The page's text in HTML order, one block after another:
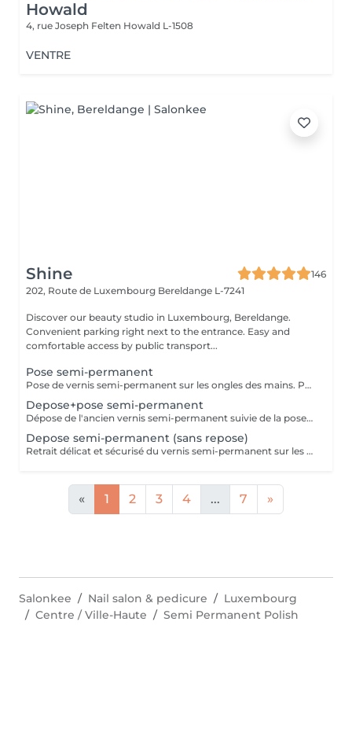
Howald
4, rue Joseph Felten Howald L-1508
VENTRE
Shine
146
202, Route de Luxembourg Bereldange L-7241
Discover our beauty studio in Luxembourg, Bereldange.
Convenient parking right next to the entrance. Easy and
comfortable access by public transport...
Pose semi-permanent
Pose de vernis semi-permanent sur les ongles des mains. Préparation délicate de l'ongle afin d'obtenir un résultat soigné et une meilleure tenue. Application du vernis semi-permanent et finition nette pour un rendu durable et brillant. La prestation est réalisée sans dépose : merci de venir sans vernis sur les ongles des mains. Cette prestation n'inclut pas de manucure complète.
Depose+pose semi-permanent
Dépose de l'ancien vernis semi-permanent suivie de la pose d'un nouveau vernis semi-permanent sur les ongles des mains. Préparation délicate de l'ongle afin d'assurer un résultat soigné et une tenue optimale. Finition nette pour un rendu durable et brillant. Cette prestation n'inclut pas de manucure complète.
Depose semi-permanent (sans repose)
Retrait délicat et sécurisé du vernis semi-permanent sur les ongles des mains. Après la dépose, le bord libre des ongles est soigneusement limé pour un rendu propre. Cette prestation est réalisée sans pose de nouveau vernis.
« 1 2 3 4 ... 7 »
Salonkee Nail salon & pedicure
Luxembourg
Centre / Ville-Haute
Semi Permanent Polish